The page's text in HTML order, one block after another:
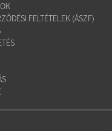
FELTÉTELEK (ÁSZF)